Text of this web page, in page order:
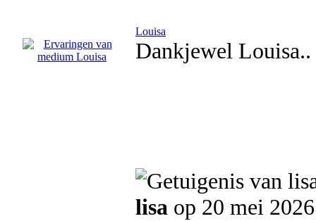
Louisa
Dankjewel
lisa op 20 mei 2026